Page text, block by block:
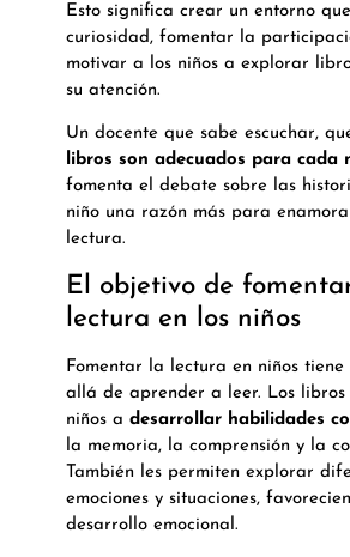
Esto significa crear un entorno
curiosidad, fomentar la
motivar a los niños a explorar
su atención.
Un docente que sabe escuchar,
libros son adecuados para cada
fomenta el debate sobre las
niño una razón más para
lectura.
El objetivo de
lectura en los niños
Fomentar la lectura en niños tiene
allá de aprender a leer. Los libros
niños a desarrollar habilidades
la memoria, la comprensión y la
También les permiten explorar
emociones y situaciones,
desarrollo emocional.